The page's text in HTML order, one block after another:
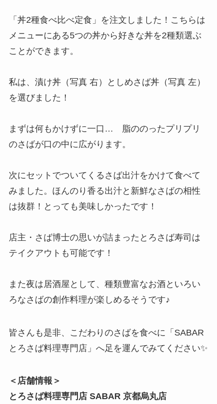
「丼2種食べ比べ定食」を注文しました！こちらは
メニューにある5つの丼から好きな丼を2種類選ぶ
ことができます。
私は、漬け丼（写真 右）としめさば丼（写真 左）
を選びました！
まずは何もかけずに一口… 脂ののったプリプリ
のさばが口の中に広がります。
次にセットでついてくるさば出汁をかけて食べて
みました。ほんのり香る出汁と新鮮なさばの相性
は抜群！とっても美味しかったです！
店主・さば博士の思いが詰まったとろさば寿司は
テイクアウトも可能です！
また夜は居酒屋として、種類豊富なお酒といろい
ろなさばの創作料理が楽しめるそうです♪
皆さんも是非、こだわりのさばを食べに「SABAR
とろさば料理専門店」へ足を運んでみてください✨
＜店舗情報＞
とろさば料理専門店 SABAR 京都烏丸店